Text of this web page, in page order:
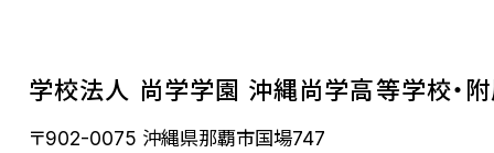
学校法人 尚学学園 沖縄尚学高等学校・
〒902-0075 沖縄県那覇市国場747